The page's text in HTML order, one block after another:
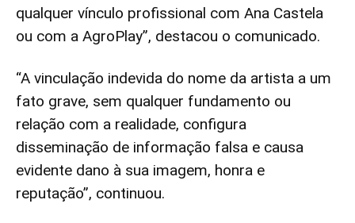
qualquer vínculo profissional com Ana Castela
ou com a AgroPlay”, destacou o comunicado.
“A vinculação indevida do nome da artista a um
fato grave, sem qualquer fundamento ou
relação com a realidade, configura
disseminação de informação falsa e causa
evidente dano à sua imagem, honra e
reputação”, continuou.